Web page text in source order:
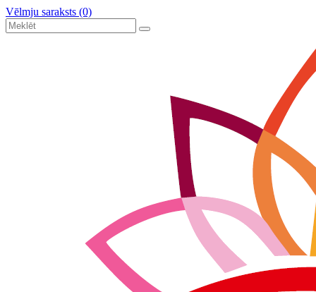
Vēlmju saraksts (0)